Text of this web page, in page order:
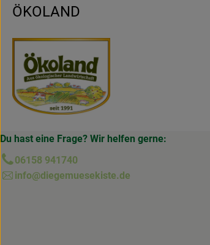
ÖKOLAND
Du hast eine Frage? Wir helfen gerne:
06158 941740
info@diegemuesekiste.de